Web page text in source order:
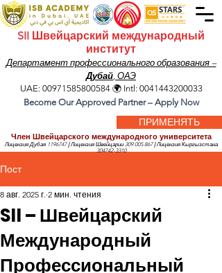
SII Швейцарский международный
институт
Департамент профессионального образования –
Дубай, ОАЭ
ПРИМЕНЯТЬ
Член Швейцарского международного университета
Лицензия Дубая 1196747 |Лицензия Швейцарии309.005.867 |Лицензия Кыргызстана
304742-3310
UAE: 00971585800584🌍 Intl: 0041443200033
Become Our Approved Partner – Apply Now
Пост
SII – Швейцарский
Международный
Профессиональный
8 авг. 2025 г. 2 мин. чтения